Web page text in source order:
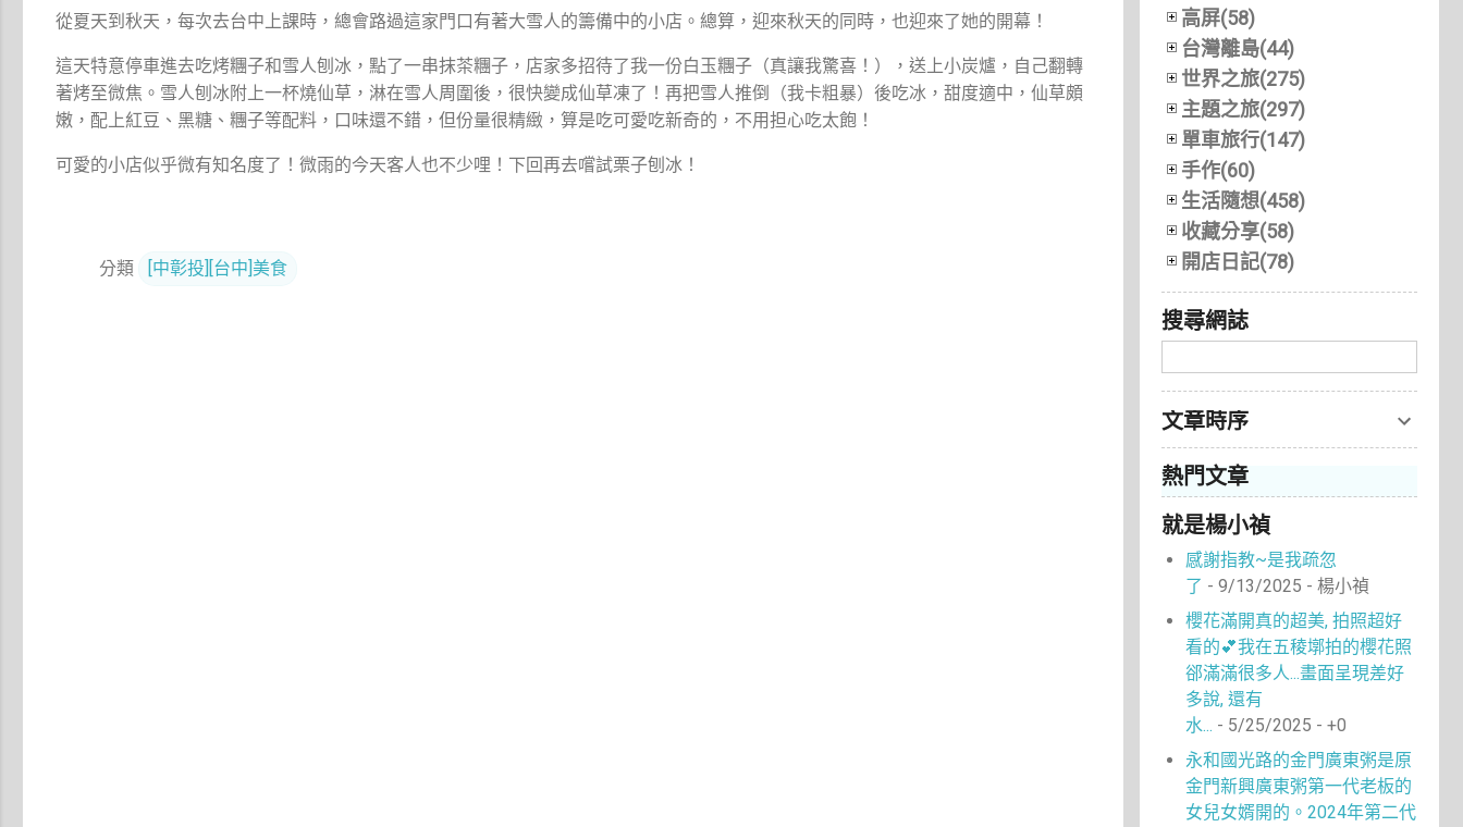
從夏天到秋天，每次去台中上課時，總會路過這家門口有著大雪人的籌備中的小店。總算，迎來秋天的同時，也迎來了她的開幕！
這天特意停車進去吃烤糰子和雪人刨冰，點了一串抹茶糰子，店家多招待了我一份白玉糰子（真讓我驚喜！），送上小炭爐，自己翻轉
著烤至微焦。雪人刨冰附上一杯燒仙草，淋在雪人周圍後，很快變成仙草凍了！再把雪人推倒（我卡粗暴）後吃冰，甜度適中，仙草頗
嫩，配上紅豆、黑糖、糰子等配料，口味還不錯，但份量很精緻，算是吃可愛吃新奇的，不用担心吃太飽！
可愛的小店似乎微有知名度了！微雨的今天客人也不少哩！下回再去嚐試栗子刨冰！
分類 [中彰投][台中]美食
高屏(58)
台灣離島(44)
世界之旅(275)
主題之旅(297)
單車旅行(147)
手作(60)
生活隨想(458)
收藏分享(58)
開店日記(78)
搜尋網誌
文章時序
熱門文章
就是楊小禎
感謝指教~是我疏忽
了 - 9/13/2025 - 楊小禎
櫻花滿開真的超美, 拍照超好
看的💕我在五稜墎拍的櫻花照
郤滿滿很多人...畫面呈現差好
多說, 還有
水... - 5/25/2025 - +0
永和國光路的金門廣東粥是原
金門新興廣東粥第一代老板的
女兒女婿開的。2024年第二代